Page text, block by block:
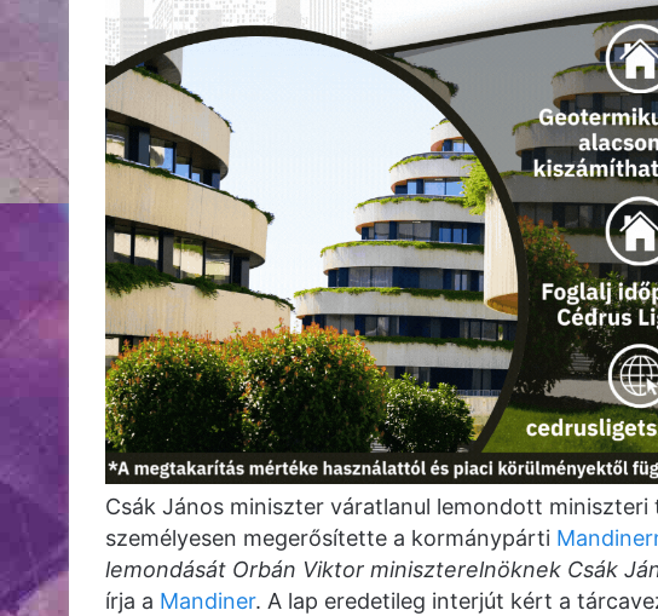
Csák János miniszter váratlanul lemondott
személyesen megerősítette a kormánypárti
lemondását Orbán Viktor miniszterelnöknek Csák
írja a Mandiner. A lap eredetileg interjút kért a